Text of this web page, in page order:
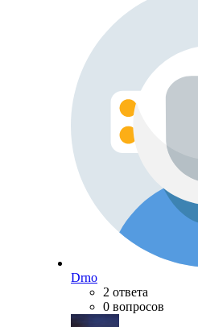
Drno
2 ответа
0 вопросов